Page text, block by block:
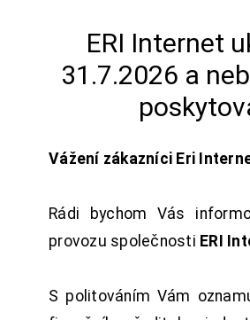
ERI Internet
31.7.2026 a
Vážení zákazníci Eri
Rádi bychom Vás
provozu společnosti ERI
S politováním Vám